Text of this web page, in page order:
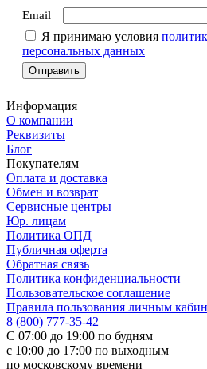
Email
Я принимаю условия
персональных данных
Информация
О компании
Реквизиты
Блог
Покупателям
Оплата и доставка
Обмен и возврат
Сервисные центры
Юр. лицам
Политика ОПД
Публичная оферта
Обратная связь
Политика конфиденциальности
Пользовательское соглашение
Правила пользования личным
8 (800) 777-35-42
С 07:00 до 19:00 по будням
с 10:00 до 17:00 по выходным
по московскому времени